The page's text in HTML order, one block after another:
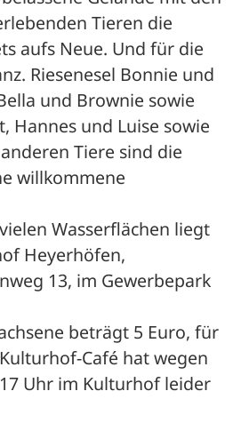
Tieren die
aufs Neue. Und für die
Riesenesel Bonnie und
und Brownie sowie
Hannes und Luise sowie
Tiere sind die
willkommene
Wasserflächen liegt
Heyerhöfen,
13, im Gewerbepark
beträgt 5 Euro, für
Café hat wegen
Uhr im Kulturhof leider